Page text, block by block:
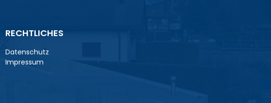
RECHTLICHES
Datenschutz
Impressum